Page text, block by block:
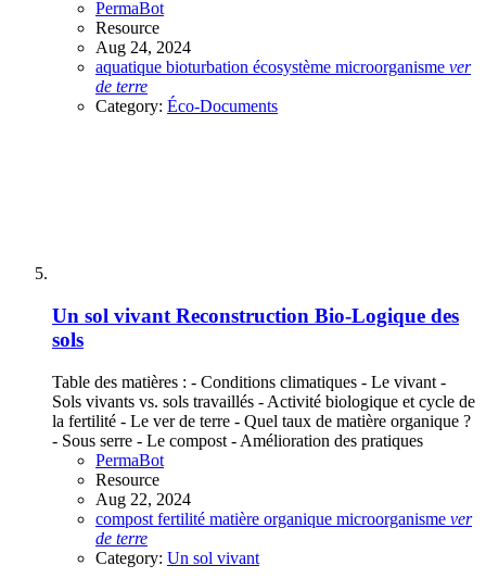
PermaBot
Resource
Aug 24, 2024
aquatique bioturbation écosystème microorganisme ver
de terre
Category: Éco-Documents
Un sol vivant Reconstruction Bio-Logique des
sols
Table des matières : - Conditions climatiques - Le vivant -
Sols vivants vs. sols travaillés - Activité biologique et cycle de
la fertilité - Le ver de terre - Quel taux de matière organique ?
- Sous serre - Le compost - Amélioration des pratiques
PermaBot
Resource
Aug 22, 2024
compost fertilité matière organique microorganisme ver
de terre
Category: Un sol vivant